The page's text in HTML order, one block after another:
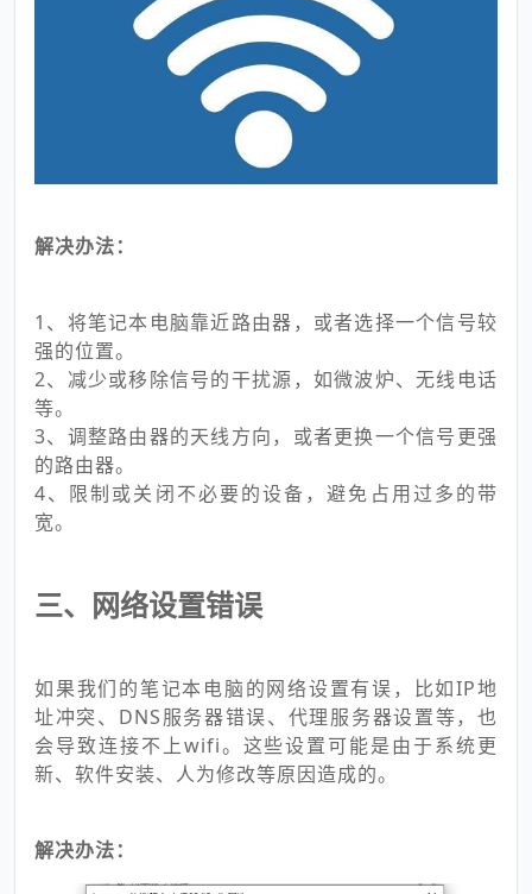
解决办法：
1、将笔记本电脑靠近路由器，或者选择一个信号较
强的位置。
2、减少或移除信号的干扰源，如微波炉、无线电话
等。
3、调整路由器的天线方向，或者更换一个信号更强
的路由器。
4、限制或关闭不必要的设备，避免占用过多的带
宽。
三、网络设置错误
如果我们的笔记本电脑的网络设置有误，比如IP地
址冲突、DNS服务器错误、代理服务器设置等，也
会导致连接不上wifi。这些设置可能是由于系统更
新、软件安装、人为修改等原因造成的。
解决办法：